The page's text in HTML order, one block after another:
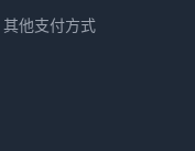
其他支付方式